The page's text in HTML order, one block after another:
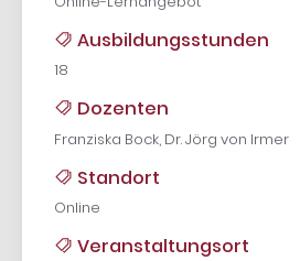
Ausbildungsstunden
18
Dozenten
Franziska Bock, Dr. Jörg von Irmer
Standort
Online
Veranstaltungsort